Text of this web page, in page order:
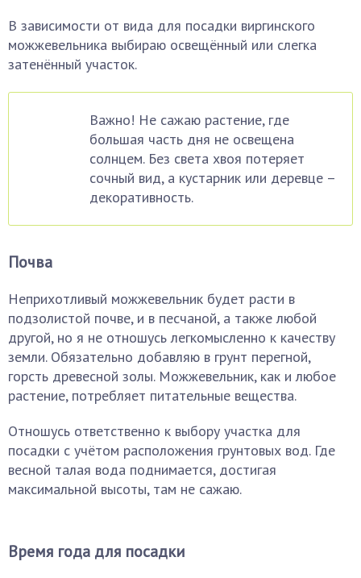
В зависимости от вида для посадки виргинского
можжевельника выбираю освещённый или слегка
затенённый участок.
Важно! Не сажаю растение, где
большая часть дня не освещена
солнцем. Без света хвоя потеряет
сочный вид, а кустарник или деревце –
декоративность.
Почва
Неприхотливый можжевельник будет расти в
подзолистой почве, и в песчаной, а также любой
другой, но я не отношусь легкомысленно к качеству
земли. Обязательно добавляю в грунт перегной,
горсть древесной золы. Можжевельник, как и любое
растение, потребляет питательные вещества.
Отношусь ответственно к выбору участка для
посадки с учётом расположения грунтовых вод. Где
весной талая вода поднимается, достигая
максимальной высоты, там не сажаю.
Время года для посадки